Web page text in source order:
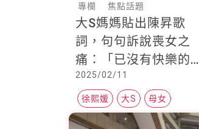
專欄 焦點話題
大S媽媽貼出陳昇歌
詞，句句訴說喪女之
痛：「已沒有快樂的理
由....」旁人愈關心愈痛
苦
2025/02/11
徐熙媛 大S 母女